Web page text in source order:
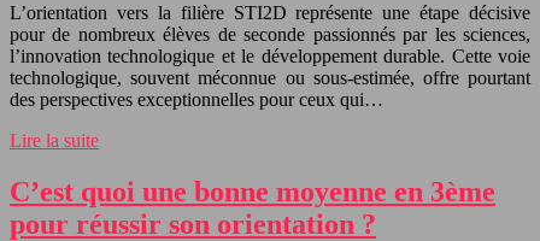
L’orientation vers la filière STI2D représente une étape décisive
pour de nombreux élèves de seconde passionnés par les sciences,
l’innovation technologique et le développement durable. Cette voie
technologique, souvent méconnue ou sous-estimée, offre pourtant
des perspectives exceptionnelles pour ceux qui…
Lire la suite
C’est quoi une bonne moyenne en 3ème
pour réussir son orientation ?